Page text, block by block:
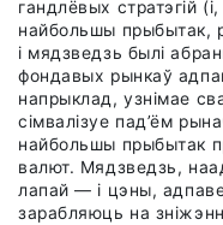
гандлёвых стратэгій
найбольшы прыбытак,
і мядзведзь былі
фондавых рынкаў
напрыклад, узнімае
сімвалізуе пад’ём
найбольшы прыбытак
валют. Мядзведзь,
лапай — і цэны,
зарабляюць на